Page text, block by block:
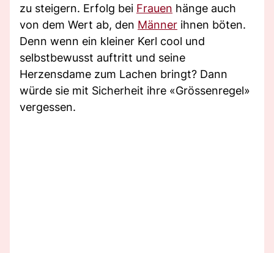
zu steigern. Erfolg bei Frauen hänge auch
von dem Wert ab, den Männer ihnen böten.
Denn wenn ein kleiner Kerl cool und
selbstbewusst auftritt und seine
Herzensdame zum Lachen bringt? Dann
würde sie mit Sicherheit ihre «Grössenregel»
vergessen.